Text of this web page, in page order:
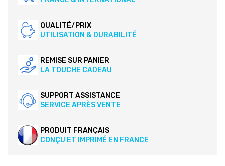
QUALITÉ/PRIX
UTILISATION & DURABILITÉ
REMISE SUR PANIER
LA TOUCHE CADEAU
SUPPORT ASSISTANCE
SERVICE APRÈS VENTE
PRODUIT FRANÇAIS
CONÇU ET IMPRIMÉ EN FRANCE